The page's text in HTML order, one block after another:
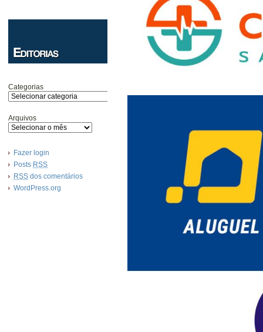
Categorias
Arquivos
Fazer login
Posts RSS
RSS dos comentários
WordPress.org